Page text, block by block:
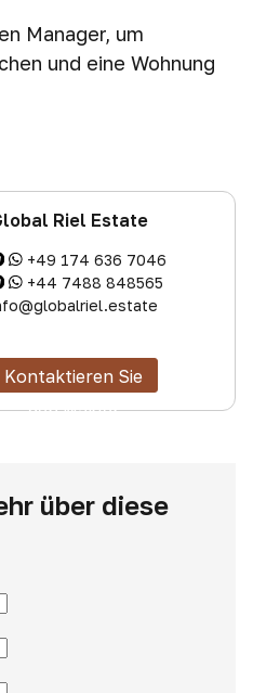
Manager, um
und eine Wohnung
Riel Estate
+49 174 636 7046
+44 7488 848565
Kontaktieren Sie
den Makler
über diese